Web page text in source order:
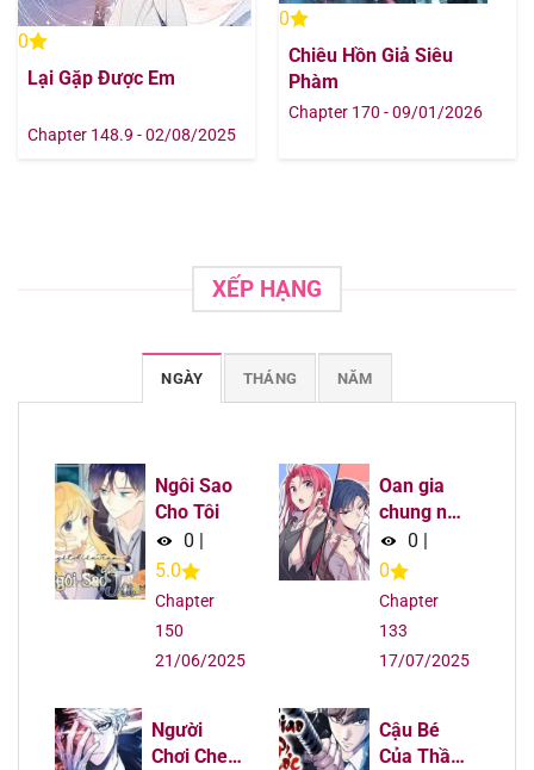
01/08/2025
01/08/2025
Chapter 47 01/08/2025
Chapter 46 01/08/2025
Chapter 45 01/08/2025
01/08/2025
Chapter 43 01/08/2025
0
Lại Gặp Được Em
Chapter 148.9 - 02/08/2025
0
Chiêu Hồn Giả Siêu
Phàm
Chapter 170 - 09/01/2026
XẾP HẠNG
NGÀY THÁNG NĂM
Ngôi Sao
Cho Tôi
0
5.0
Chapter
150
21/06/2025
Oan gia
chung nhà
!
0
0
Chapter
133
17/07/2025
Người
Chơi Che
Cậu Bé
Của Thần